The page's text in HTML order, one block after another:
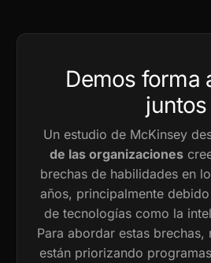
Demos forma
juntos
Un estudio de McKinsey
de las organizaciones
brechas de habilidades en
años, principalmente
de tecnologías como la
Para abordar estas brechas,
están priorizando